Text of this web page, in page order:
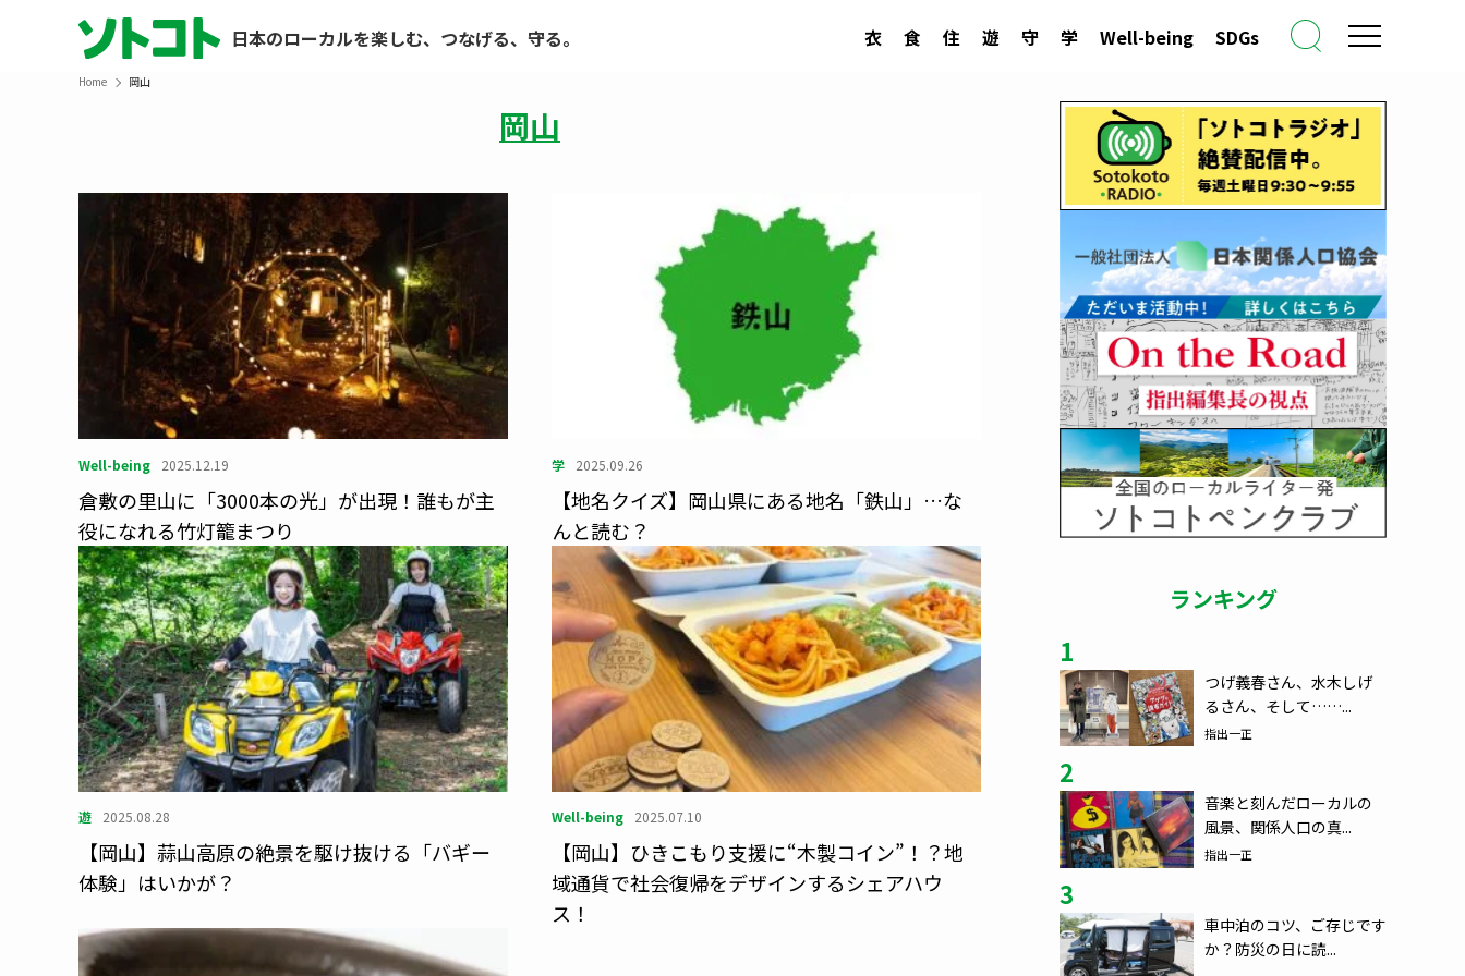
日本のローカルを楽しむ、つなげる、守る。 衣 食 住 遊 守 学 Well-being SDGs
Home 岡山
岡山
Well-being 2025.12.19
倉敷の里山に「3000本の光」が出現！誰もが主
役になれる竹灯籠まつり
学 2025.09.26
【地名クイズ】岡山県にある地名「鉄山」…な
んと読む？
遊 2025.08.28
【岡山】蒜山高原の絶景を駆け抜ける「バギー
体験」はいかが？
Well-being 2025.07.10
【岡山】ひきこもり支援に“木製コイン”！？地
域通貨で社会復帰をデザインするシェアハウ
ス！
ランキング
1
つげ義春さん、水木しげ
るさん、そして……...
指出一正
2
音楽と刻んだローカルの
風景、関係人口の真...
指出一正
3
車中泊のコツ、ご存じです
か？防災の日に読...